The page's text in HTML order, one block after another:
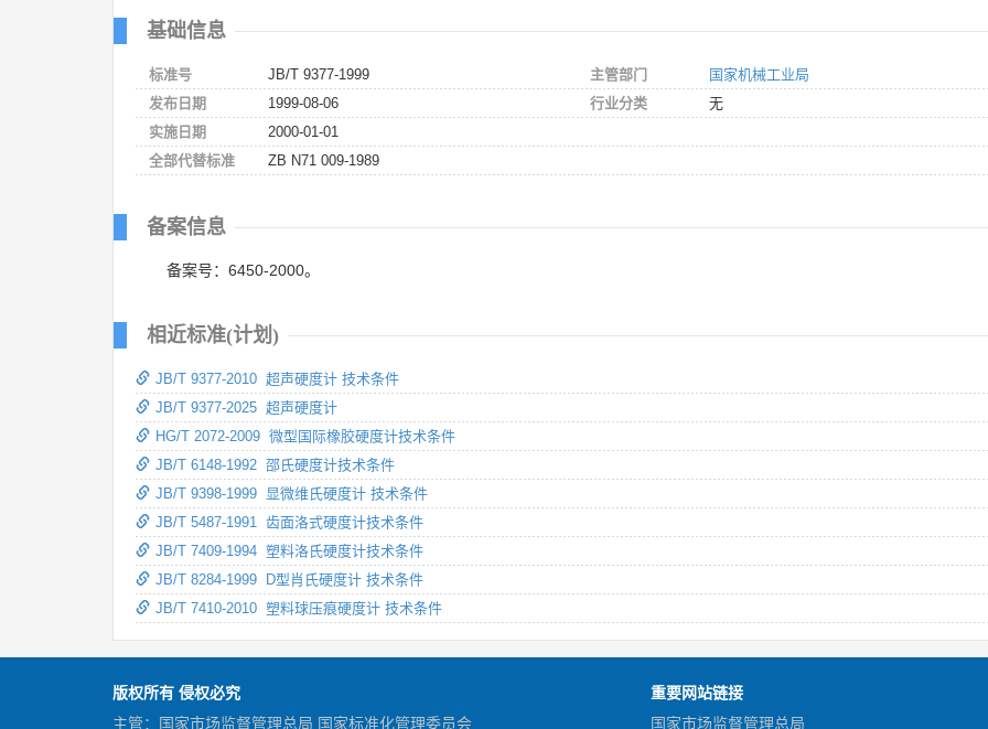
基础信息
标准号
JB/T 9377-1999
发布日期
1999-08-06
实施日期
2000-01-01
全部代替标准
ZB N71 009-1989
主管部门
国家机械工业局
行业分类
无
备案信息
备案号：6450-2000。
相近标准(计划)
JB/T 9377-2010 超声硬度计 技术条件
JB/T 9377-2025 超声硬度计
HG/T 2072-2009 微型国际橡胶硬度计技术条件
JB/T 6148-1992 邵氏硬度计技术条件
JB/T 9398-1999 显微维氏硬度计 技术条件
JB/T 5487-1991 齿面洛式硬度计技术条件
JB/T 7409-1994 塑料洛氏硬度计技术条件
JB/T 8284-1999 D型肖氏硬度计 技术条件
JB/T 7410-2010 塑料球压痕硬度计 技术条件
版权所有 侵权必究
主管：国家市场监督管理总局 国家标准化管理委员会
重要网站链接
国家市场监督管理总局